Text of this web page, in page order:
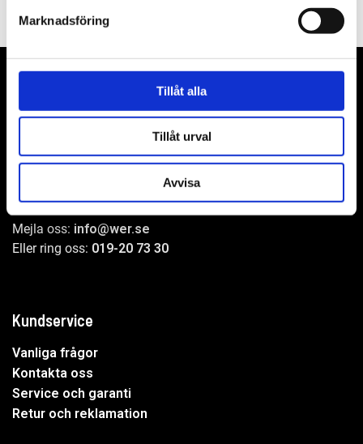
Marknadsföring
Tillåt alla
Tillåt urval
Avvisa
Adress: Elementvägen 7, 702 27 Örebro
Mejla oss: info@wer.se
Eller ring oss: 019-20 73 30
Kundservice
Vanliga frågor
Kontakta oss
Service och garanti
Retur och reklamation